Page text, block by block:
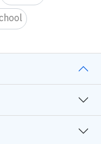
Art & Craft
นิยายวาย